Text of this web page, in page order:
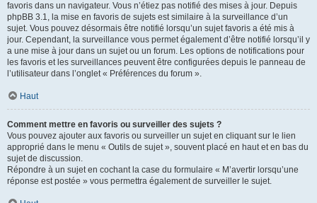
favoris dans un navigateur. Vous n’étiez pas notifié des mises à jour. Depuis
phpBB 3.1, la mise en favoris de sujets est similaire à la surveillance d’un
sujet. Vous pouvez désormais être notifié lorsqu’un sujet favoris a été mis à
jour. Cependant, la surveillance vous permet également d’être notifié lorsqu’il y
a une mise à jour dans un sujet ou un forum. Les options de notifications pour
les favoris et les surveillances peuvent être configurées depuis le panneau de
l’utilisateur dans l’onglet « Préférences du forum ».
Haut
Comment mettre en favoris ou surveiller des sujets ?
Vous pouvez ajouter aux favoris ou surveiller un sujet en cliquant sur le lien
approprié dans le menu « Outils de sujet », souvent placé en haut et en bas du
sujet de discussion.
Répondre à un sujet en cochant la case du formulaire « M’avertir lorsqu’une
réponse est postée » vous permettra également de surveiller le sujet.